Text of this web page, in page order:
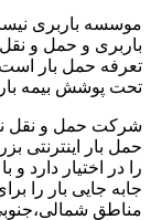
موسسه باربری
باربری و حمل و نقل
تعرفه حمل بار
تحت پوشش بیمه
شرکت حمل و نقل
حمل بار اینترنتی
را در اختیار دارد
جابه جایی بار را
مناطق